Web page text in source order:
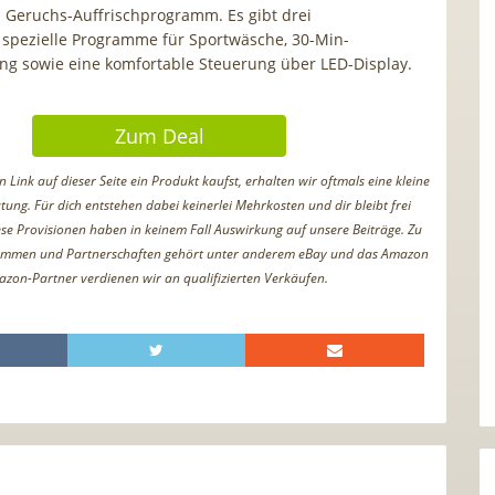
Auffrischprogramm. Es gibt drei
Programme für Sportwäsche, 30-Min-
sowie eine komfortable Steuerung über LED-Display.
Zum Deal
Link auf dieser Seite ein Produkt kaufst, erhalten wir oftmals eine kleine
Für dich entstehen dabei keinerlei Mehrkosten und dir bleibt frei
Provisionen haben in keinem Fall Auswirkung auf unsere Beiträge. Zu
und Partnerschaften gehört unter anderem eBay und das Amazon
Partner verdienen wir an qualifizierten Verkäufen.